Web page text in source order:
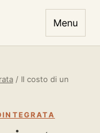
Menu
/ Il costo di un